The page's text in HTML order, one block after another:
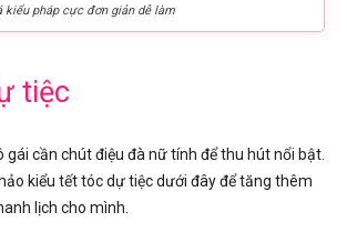
kiểu pháp cực đơn giản dễ làm
tiệc
gái cần chút điệu đà nữ tính để thu hút nổi bật.
kiểu tết tóc dự tiệc dưới đây để tăng thêm
lịch cho mình.